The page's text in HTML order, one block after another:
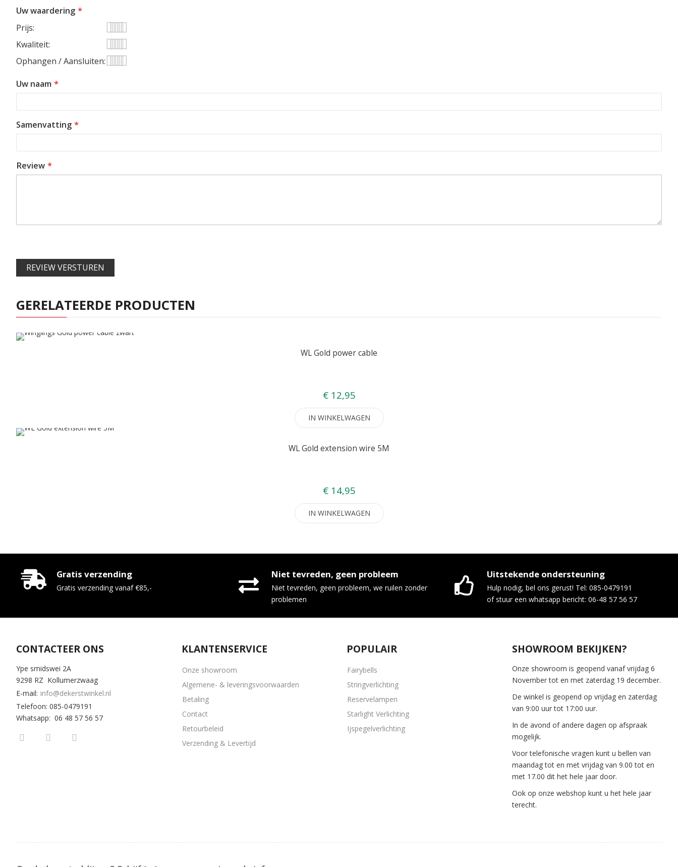
Uw waardering
Prijs
1
star
2
stars
3
stars
4
stars
5
stars
Kwaliteit
1
2
3
4
5
Ophangen / Aansluiten
Uw naam
Samenvatting
Review
REVIEW VERSTUREN
GERELATEERDE PRODUCTEN
WL Gold power cable
€ 12,95
IN WINKELWAGEN
WL Gold extension wire 5M
€ 14,95
IN WINKELWAGEN
Gratis verzending
Gratis verzending vanaf €85,-
Niet tevreden, geen probleem
Niet tevreden, geen probleem, we ruilen zonder
problemen
Uitstekende ondersteuning
Hulp nodig, bel ons gerust! Tel: 085-0479191
of stuur een whatsapp bericht: 06-48 57 56 57
CONTACTEER ONS
Ype smidswei 2A
9298 RZ Kollumerzwaag
E-mail: info@dekerstwinkel.nl
Telefoon: 085-0479191
Whatsapp: 06 48 57 56 57
KLANTENSERVICE
Onze showroom
Algemene- & leveringsvoorwaarden
Betaling
Contact
Retourbeleid
Verzending & Levertijd
POPULAIR
Fairybells
Stringverlichting
Reservelampen
Starlight Verlichting
Ijspegelverlichting
SHOWROOM BEKIJKEN?
Onze showroom is geopend vanaf vrijdag 6
November tot en met zaterdag 19 december.
De winkel is geopend op vrijdag en zaterdag
van 9:00 uur tot 17:00 uur.
In de avond of andere dagen op afspraak
mogelijk.
Voor telefonische vragen kunt u bellen van
maandag tot en met vrijdag van 9.00 tot en
met 17.00 dit het hele jaar door.
Ook op onze webshop kunt u het hele jaar
terecht.